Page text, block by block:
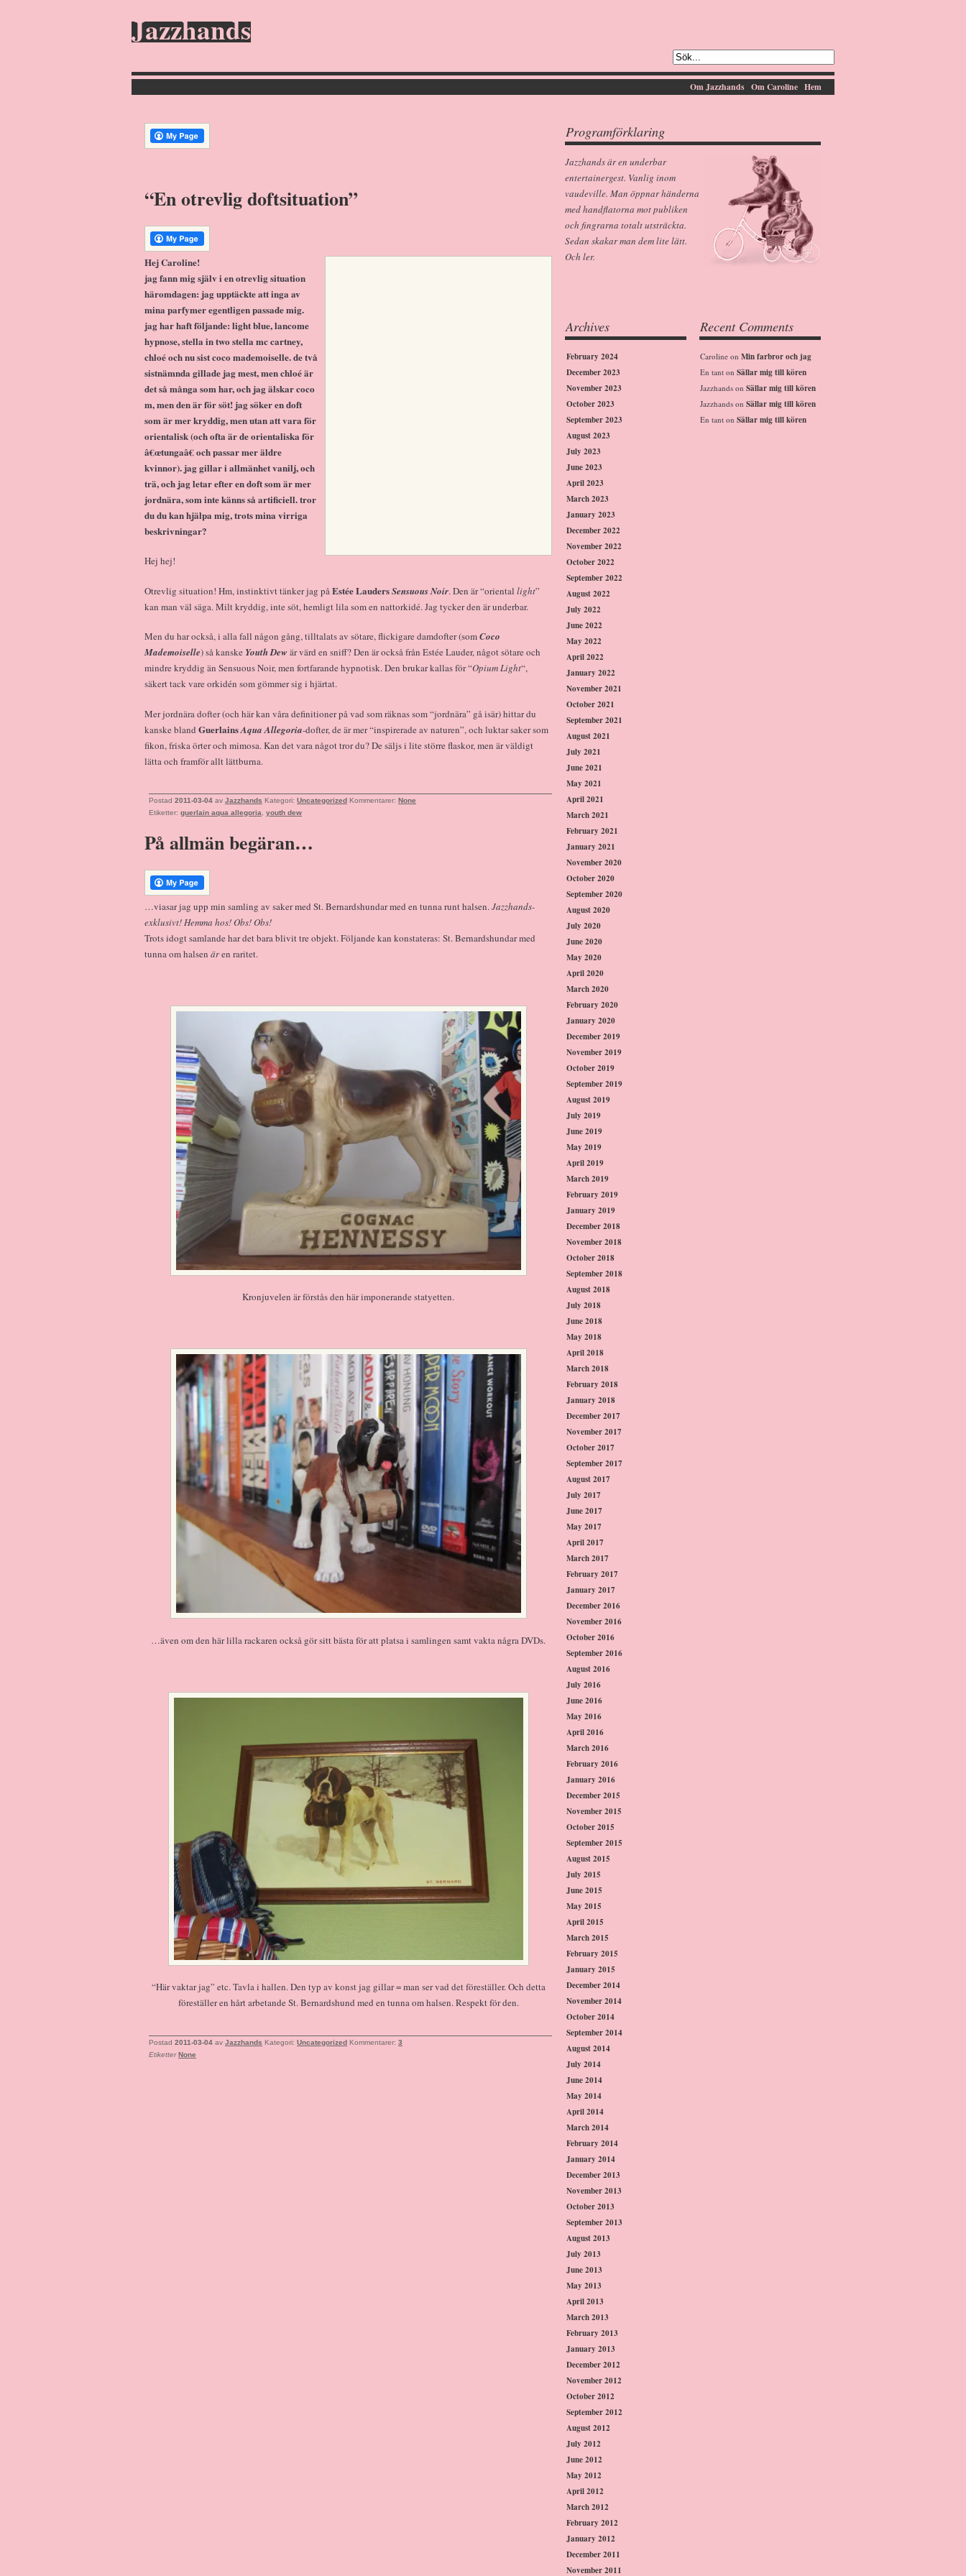
Jazzhands
Hem
Om Caroline
Om Jazzhands
“En otrevlig doftsituation”
Hej Caroline!
jag fann mig själv i en otrevlig situation
häromdagen: jag upptäckte att inga av
mina parfymer egentligen passade mig.
jag har haft följande: light blue, lancome
hypnose, stella in two stella mc cartney,
chloé och nu sist coco mademoiselle. de två
sistnämnda gillade jag mest, men chloé är
det så många som har, och jag älskar coco
m, men den är för söt! jag söker en doft
som är mer kryddig, men utan att vara för
orientalisk (och ofta är de orientaliska för
â€œtungaâ€ och passar mer äldre
kvinnor). jag gillar i allmänhet vanilj, och
trä, och jag letar efter en doft som är mer
jordnära, som inte känns så artificiell. tror
du du kan hjälpa mig, trots mina virriga
beskrivningar?
Hej hej!
Otrevlig situation! Hm, instinktivt tänker jag på Estée LaudersSensuous Noir. Den är “oriental light”
kan man väl säga. Milt kryddig, inte söt, hemligt lila som en nattorkidé. Jag tycker den är underbar.
Men du har också, i alla fall någon gång, tilltalats av sötare, flickigare damdofter (somCoco
Mademoiselle) så kanske Youth Dew är värd en sniff? Den är också från Estée Lauder, något sötare och
mindre kryddig än Sensuous Noir, men fortfarande hypnotisk. Den brukar kallas för “Opium Light“,
säkert tack vare orkidén som gömmer sig i hjärtat.
Mer jordnära dofter (och här kan våra definitioner på vad som räknas som “jordnära” gå isär) hittar du
kanske bland GuerlainsAqua Allegoria-dofter, de är mer “inspirerade av naturen”, och luktar saker som
fikon, friska örter och mimosa. Kan det vara något tror du? De säljs i lite större flaskor, men är väldigt
lätta och framför allt lättburna.
Postad 2011-03-04 av Jazzhands Kategori: Uncategorized Kommentarer: None
Etiketter: guerlain aqua allegoria youth dew
På allmän begäran…
…viasar jag upp min samling av saker med St. Bernardshundar med en tunna runt halsen. Jazzhands-
exklusivt! Hemma hos! Obs! Obs!
Trots idogt samlande har det bara blivit tre objekt. Följande kan konstateras: St. Bernardshundar med
tunna om halsen ären raritet.
Kronjuvelen är förstås den här imponerande statyetten.
…även om den här lilla rackaren också gör sitt bästa för att platsa i samlingen samt vakta några DVDs.
“Här vaktar jag” etc. Tavla i hallen. Den typ av konst jag gillar = man ser vad det föreställer. Och detta
föreställer en hårt arbetande St. Bernardshund med en tunna om halsen. Respekt för den.
Postad 2011-03-04 av Jazzhands Kategori: Uncategorized Kommentarer: 3
Etiketter None
Programförklaring
Jazzhands är en underbar
entertainergest. Vanlig inom
vaudeville. Man öppnar händerna
med handflatorna mot publiken
och fingrarna totalt utsträckta.
Sedan skakar man dem lite lätt.
Och ler.
Archives
February 2024
December 2023
November 2023
October 2023
September 2023
August 2023
July 2023
June 2023
April 2023
March 2023
January 2023
December 2022
November 2022
October 2022
September 2022
August 2022
July 2022
June 2022
May 2022
April 2022
January 2022
November 2021
October 2021
September 2021
August 2021
July 2021
June 2021
May 2021
April 2021
March 2021
February 2021
January 2021
November 2020
October 2020
September 2020
August 2020
July 2020
June 2020
May 2020
April 2020
March 2020
February 2020
January 2020
December 2019
November 2019
October 2019
September 2019
August 2019
July 2019
June 2019
May 2019
April 2019
March 2019
February 2019
January 2019
December 2018
November 2018
October 2018
September 2018
August 2018
July 2018
June 2018
May 2018
April 2018
March 2018
February 2018
January 2018
December 2017
November 2017
October 2017
September 2017
August 2017
July 2017
June 2017
May 2017
April 2017
March 2017
February 2017
January 2017
December 2016
November 2016
October 2016
September 2016
August 2016
July 2016
June 2016
May 2016
April 2016
March 2016
February 2016
January 2016
December 2015
November 2015
October 2015
September 2015
August 2015
July 2015
June 2015
May 2015
April 2015
March 2015
February 2015
January 2015
December 2014
November 2014
October 2014
September 2014
August 2014
July 2014
June 2014
May 2014
April 2014
March 2014
February 2014
January 2014
December 2013
November 2013
October 2013
September 2013
August 2013
July 2013
June 2013
May 2013
April 2013
March 2013
February 2013
January 2013
December 2012
November 2012
October 2012
September 2012
August 2012
July 2012
June 2012
May 2012
April 2012
March 2012
February 2012
January 2012
December 2011
November 2011
Recent Comments
Caroline on Min farbror och jag
En tant on Sällar mig till kören
Jazzhands on Sällar mig till kören
Jazzhands on Sällar mig till kören
En tant on Sällar mig till kören